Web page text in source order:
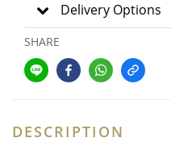
Delivery Options
SHARE
DESCRIPTION